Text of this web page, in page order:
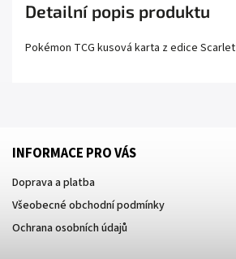
Detailní popis produktu
Pokémon TCG kusová karta z edice Scarlet
INFORMACE PRO VÁS
Doprava a platba
Všeobecné obchodní podmínky
Ochrana osobních údajů